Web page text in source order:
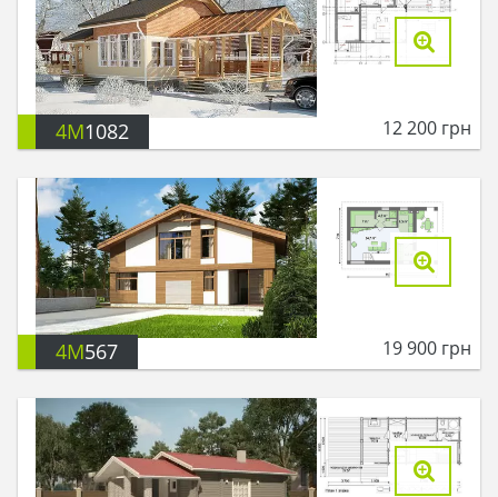
4M1082 12 200 грн
4M567 19 900 грн